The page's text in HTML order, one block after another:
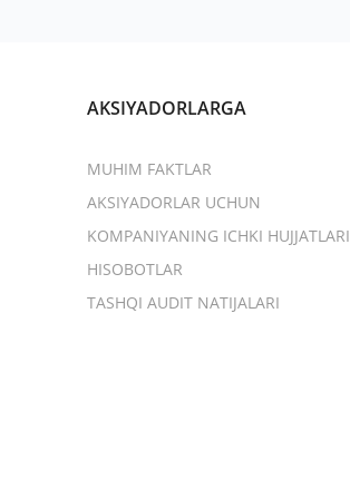
AKSIYADORLARGA
MUHIM FAKTLAR
AKSIYADORLAR UCHUN
KOMPANIYANING ICHKI HUJJATLARI
HISOBOTLAR
TASHQI AUDIT NATIJALARI